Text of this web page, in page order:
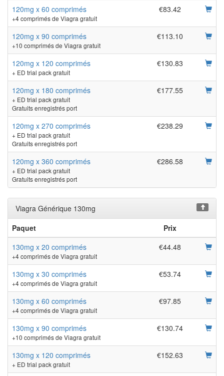
120mg x 60 comprimés
+4 comprimés de Viagra gratuit
€83.42
120mg x 90 comprimés
+10 comprimés de Viagra gratuit
€113.10
120mg x 120 comprimés
+ ED trial pack gratuit
€130.83
120mg x 180 comprimés
+ ED trial pack gratuit
Gratuits enregistrés port
€177.55
120mg x 270 comprimés
+ ED trial pack gratuit
Gratuits enregistrés port
€238.29
120mg x 360 comprimés
+ ED trial pack gratuit
Gratuits enregistrés port
€286.58
Viagra Générique 130mg
Paquet
Prix
130mg x 20 comprimés
+4 comprimés de Viagra gratuit
€44.48
130mg x 30 comprimés
+4 comprimés de Viagra gratuit
€53.74
130mg x 60 comprimés
+4 comprimés de Viagra gratuit
€97.85
130mg x 90 comprimés
+10 comprimés de Viagra gratuit
€130.74
130mg x 120 comprimés
+ ED trial pack gratuit
€152.63